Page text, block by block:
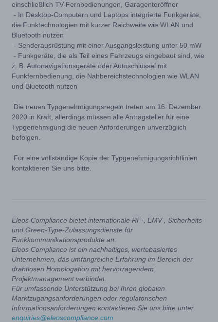
einschließlich TV-Fernbedienungen, Garagentoröffner
- In Desktop-Computern und Laptops integrierte Funkgeräte,
die Funktechnologien mit kurzer Reichweite wie WLAN und
Bluetooth nutzen
- Senderausrüstung mit einer Ausgangsleistung unter 50 mW
- Funkgeräte, die als Teil eines Fahrzeugs eingebaut sind, wie
z. B. Autonavigationsgeräte oder Autoschlüssel mit
Funkfernbedienung, die Nahbereichstechnologien wie WLAN
und Bluetooth nutzen
Die neuen Typgenehmigungsregeln treten am 16. Dezember
2020 in Kraft, allerdings müssen alle Antragsteller für eine
Typgenehmigung die neuen Anforderungen unverzüglich
befolgen.
Für eine vollständige Kopie der Typgenehmigungsrichtlinien
kontaktieren Sie uns bitte.
Eleos Compliance bietet internationale RF-, EMV-, Sicherheits-
und Green-Type-Zulassungsdienste für
Funkkommunikationsprodukte an.
Eleos Compliance ist ein nachhaltiges, wertebasiertes
Unternehmen, das umfangreiche Erfahrung im Bereich der
drahtlosen Homologation mit hervorragendem
Projektmanagement verbindet.
Für umfassende Unterstützung bei Ihren globalen
Marktzugangsanforderungen oder regulatorischen
Informationsanforderungen kontaktieren Sie uns bitte unter
enquiries@eleoscompliance.com